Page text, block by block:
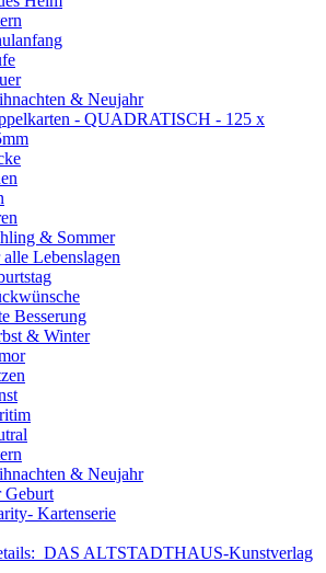
& Neujahr
- QUADRATISCH - 125 x
& Sommer
Lebenslagen
Besserung
& Winter
& Neujahr
Geburt
Kartenserie
DAS ALTSTADTHAUS-Kunstverlag